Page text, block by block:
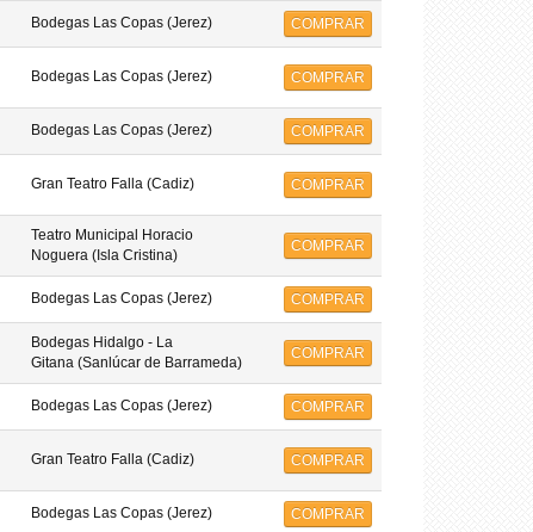
Bodegas Las Copas (Jerez) COMPRAR
Bodegas Las Copas (Jerez) COMPRAR
Bodegas Las Copas (Jerez) COMPRAR
Gran Teatro Falla (Cadiz) COMPRAR
Teatro Municipal Horacio
Noguera (Isla Cristina)
COMPRAR
Bodegas Las Copas (Jerez) COMPRAR
Bodegas Hidalgo - La
Gitana (Sanlúcar de Barrameda)
COMPRAR
Bodegas Las Copas (Jerez) COMPRAR
Gran Teatro Falla (Cadiz) COMPRAR
Bodegas Las Copas (Jerez) COMPRAR